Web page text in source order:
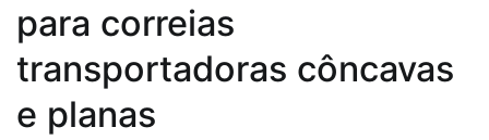
para correias
transportadoras côncavas
e planas